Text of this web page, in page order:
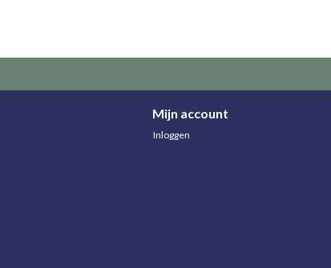
Mijn account
Inloggen